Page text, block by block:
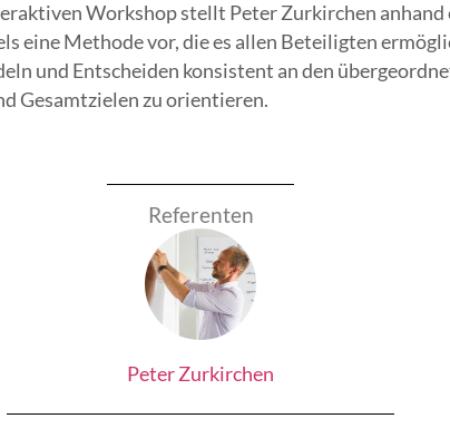
Workshop stellt Peter Zurkirchen anhand
eine Methode vor, die es allen Beteiligten
und Entscheiden konsistent an den
Gesamtzielen zu orientieren.
Referenten
Peter Zurkirchen